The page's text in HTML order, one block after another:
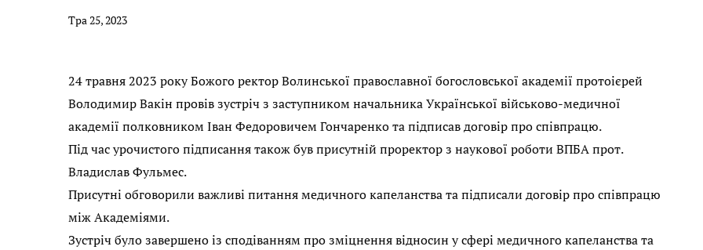
Тра 25, 2023
24 травня 2023 року Божого ректор Волинської православної богословської академії протоієрей
Володимир Вакін провів зустріч з заступником начальника Української військово-медичної
академії полковником Іван Федоровичем Гончаренко та підписав договір про співпрацю.
Під час урочистого підписання також був присутній проректор з наукової роботи ВПБА прот.
Владислав Фульмес.
Присутні обговорили важливі питання медичного капеланства та підписали договір про співпрацю
між Академіями.
Зустріч було завершено із сподіванням про зміцнення відносин у сфері медичного капеланства та